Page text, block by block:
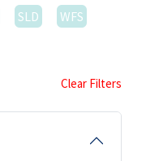
SLD
WFS
Clear Filters